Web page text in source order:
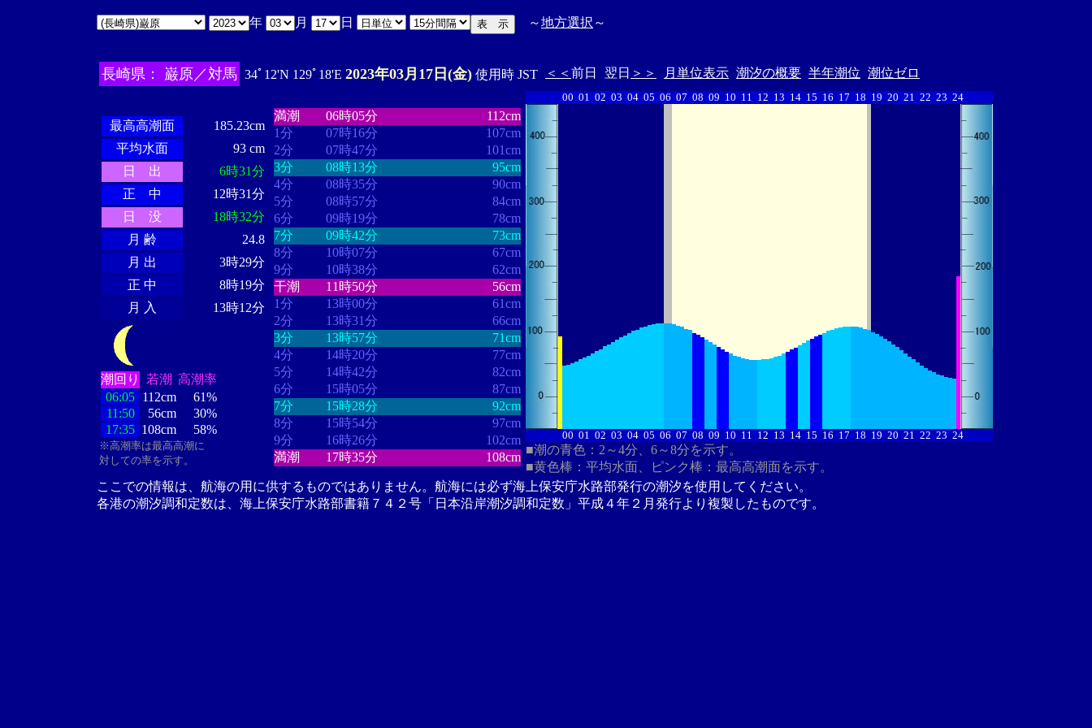
年 月 日 ～地方選択 ～
長崎県： 巌原／対馬 34ﾟ12'N 129ﾟ18'E 2023年03月17日(金) 使用時 JST ＜＜ 前日 翌日 ＞＞ 月単位表示 潮汐の概要 半年潮位 潮位ゼロ
最高高潮面
185.23cm
平均水面
93 cm
日 出
6時31分
正 中
12時31分
日 没
18時32分
月 齢
24.8
月 出
3時29分
正 中
8時19分
月 入
13時12分
潮回り 若潮 高潮率
06:05 112cm
61%
11:50
56cm
30%
17:35 108cm 58%
※高潮率は最高高潮に
対しての率を示す。
満潮
06時05分
112cm
1分
07時16分
107cm
2分
07時47分
101cm
3分
08時13分
95cm
4分
08時35分
90cm
5分
08時57分
84cm
6分
09時19分
78cm
7分
09時42分
73cm
8分
10時07分
67cm
9分
10時38分
62cm
干潮
11時50分
56cm
1分
13時00分
61cm
2分
13時31分
66cm
3分
13時57分
71cm
4分
14時20分
77cm
5分
14時42分
82cm
6分
15時05分
87cm
7分
15時28分
92cm
8分
15時54分
97cm
9分
16時26分
102cm
満潮
17時35分 108cm
00 01 02 03 04 05 06 07 08 09 10 11 12 13 14 15 16 17 18 19 20 21 22 23 24
00 01 02 03 04 05 06 07 08 09 10 11 12 13 14 15 16 17 18 19 20 21 22 23 24
■潮の青色：2～4分、6～8分を示す。
■黄色棒：平均水面、ピンク棒：最高高潮面を示す。
ここでの情報は、航海の用に供するものではありません。航海には必ず海上保安庁水路部発行の潮汐を使用してください。
各港の潮汐調和定数は、海上保安庁水路部書籍７４２号「日本沿岸潮汐調和定数」平成４年２月発行より複製したものです。